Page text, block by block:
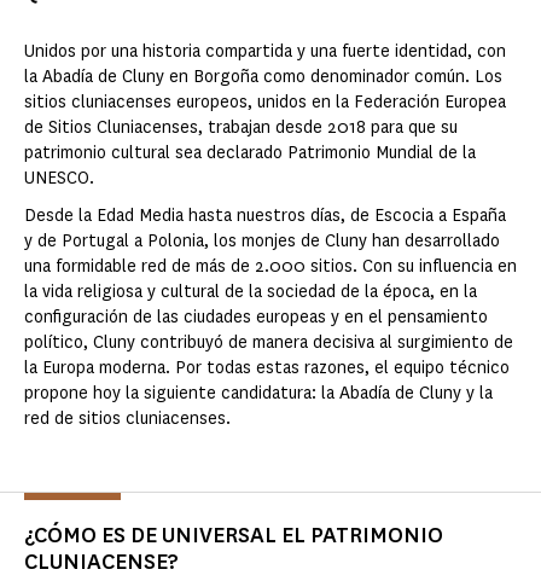
Unidos por una historia compartida y una fuerte identidad, con
la Abadía de Cluny en Borgoña como denominador común. Los
sitios cluniacenses europeos, unidos en la Federación Europea
de Sitios Cluniacenses, trabajan desde 2018 para que su
patrimonio cultural sea declarado Patrimonio Mundial de la
UNESCO.
Desde la Edad Media hasta nuestros días, de Escocia a España
y de Portugal a Polonia, los monjes de Cluny han desarrollado
una formidable red de más de 2.000 sitios. Con su influencia en
la vida religiosa y cultural de la sociedad de la época, en la
configuración de las ciudades europeas y en el pensamiento
político, Cluny contribuyó de manera decisiva al surgimiento de
la Europa moderna. Por todas estas razones, el equipo técnico
propone hoy la siguiente candidatura: la Abadía de Cluny y la
red de sitios cluniacenses.
¿CÓMO ES DE UNIVERSAL EL PATRIMONIO
CLUNIACENSE?